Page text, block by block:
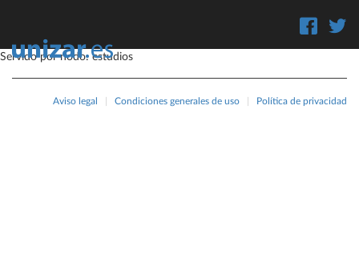
Aviso legal Condiciones generales de uso Política de privacidad
Servido por nodo: estudios